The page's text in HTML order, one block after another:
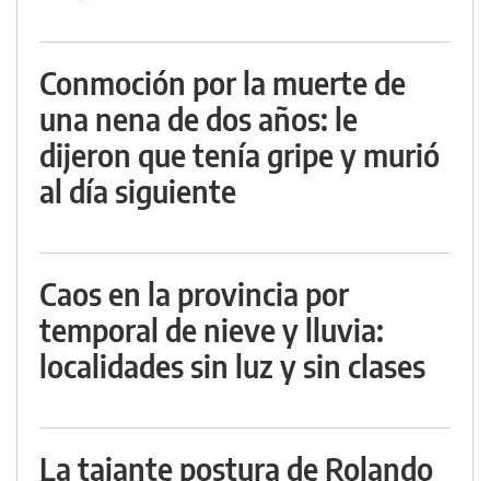
Conmoción por la muerte de
una nena de dos años: le
dijeron que tenía gripe y murió
al día siguiente
Caos en la provincia por
temporal de nieve y lluvia:
localidades sin luz y sin clases
La tajante postura de Rolando